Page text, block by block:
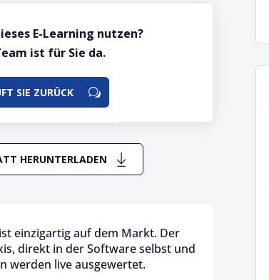
E-Learning nutzen?
ist für Sie da.
SIE ZURÜCK
HERUNTERLADEN
einzigartig auf dem Markt. Der
direkt in der Software selbst und
werden live ausgewertet.